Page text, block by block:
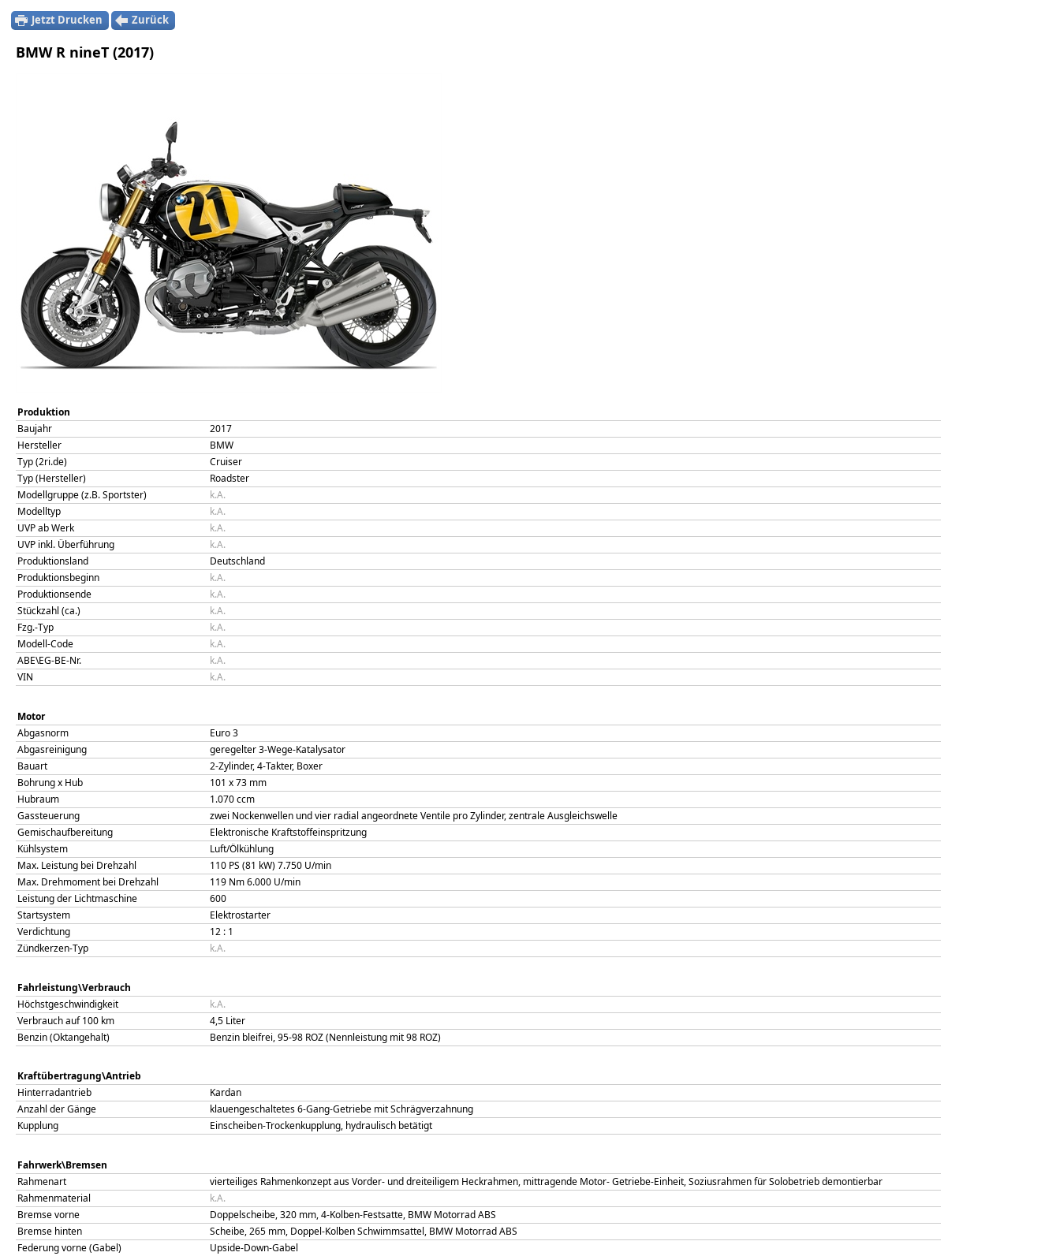
Jetzt Drucken Zurück
BMW R nineT (2017)
Produktion
Baujahr
2017
Hersteller
BMW
Typ (2ri.de)
Cruiser
Typ (Hersteller)
Roadster
Modellgruppe (z.B. Sportster)
k.A.
Modelltyp
k.A.
UVP ab Werk
k.A.
UVP inkl. Überführung
k.A.
Produktionsland
Deutschland
Produktionsbeginn
k.A.
Produktionsende
k.A.
Stückzahl (ca.)
k.A.
Fzg.-Typ
k.A.
Modell-Code
k.A.
ABE\EG-BE-Nr.
k.A.
VIN
k.A.
Motor
Abgasnorm
Euro 3
Abgasreinigung
geregelter 3-Wege-Katalysator
Bauart
2-Zylinder, 4-Takter, Boxer
Bohrung x Hub
101 x73 mm
Hubraum
1.070ccm
Gassteuerung
zwei Nockenwellen und vier radial angeordnete Ventile pro Zylinder, zentrale Ausgleichswelle
Gemischaufbereitung
Elektronische Kraftstoffeinspritzung
Kühlsystem
Luft/Ölkühlung
Max. Leistung bei Drehzahl
110 PS (81 kW)7.750 U/min
Max. Drehmoment bei Drehzahl
119 Nm6.000 U/min
Leistung der Lichtmaschine
600
Startsystem
Elektrostarter
Verdichtung
12 : 1
Zündkerzen-Typ
k.A.
Fahrleistung\Verbrauch
Höchstgeschwindigkeit
k.A.
Verbrauch auf 100 km
4,5 Liter
Benzin (Oktangehalt)
Benzin bleifrei, 95-98 ROZ (Nennleistung mit 98 ROZ)
Kraftübertragung\Antrieb
Hinterradantrieb
Kardan
Anzahl der Gänge
klauengeschaltetes 6-Gang-Getriebe mit Schrägverzahnung
Kupplung
Einscheiben-Trockenkupplung, hydraulisch betätigt
Fahrwerk\Bremsen
Rahmenart
vierteiliges Rahmenkonzept aus Vorder- und dreiteiligem Heckrahmen, mittragende Motor- Getriebe-Einheit, Soziusrahmen für Solobetrieb demontierbar
Rahmenmaterial
k.A.
Bremse vorne
Doppelscheibe, 320 mm, 4-Kolben-Festsatte, BMW Motorrad ABS
Bremse hinten
Scheibe, 265 mm, Doppel-Kolben Schwimmsattel, BMW Motorrad ABS
Federung vorne (Gabel)
Upside-Down-Gabel